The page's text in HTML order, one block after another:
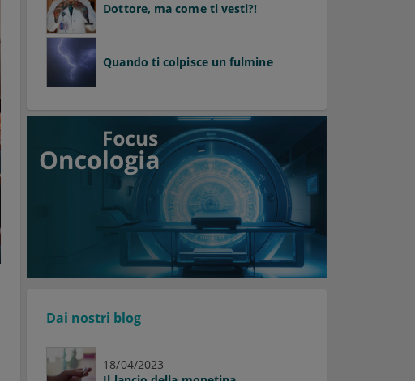
Dottore, ma come ti vesti?!
Quando ti colpisce un fulmine
Dai nostri blog
18/04/2023